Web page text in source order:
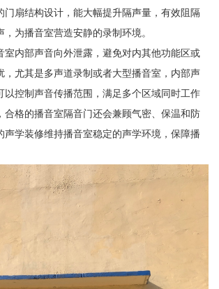
门扇结构设计，能大幅提升隔声量，有效阻隔
为播音室营造安静的录制环境。
室内部声音向外泄露，避免对内其他功能区或
，尤其是多声道录制或者大型播音室，内部声
以控制声音传播范围，满足多个区域同时工作
合格的播音室隔音门还会兼顾气密、保温和防
声学装修维持播音室稳定的声学环境，保障播